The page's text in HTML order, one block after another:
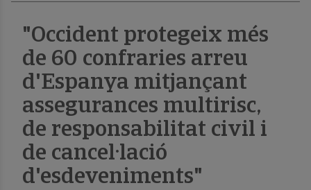
"Occident protegeix més
de 60 confraries arreu
d'Espanya mitjançant
assegurances multirisc,
de responsabilitat civil i
de cancel·lació
d'esdeveniments"